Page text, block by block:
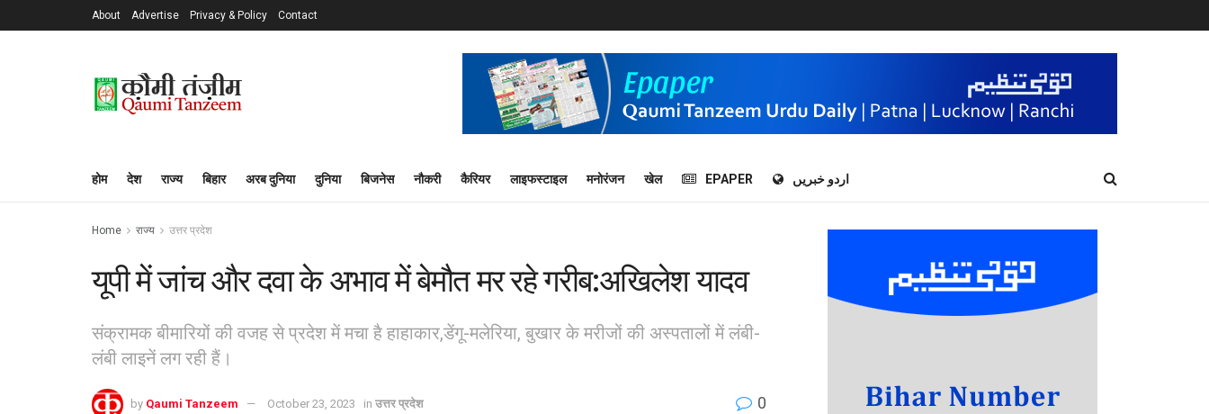
About Advertise Privacy & Policy Contact
होम देश राज्य बिहार अरब दुनिया दुनिया बिजनेस नौकरी कैरियर लाइफस्टाइल मनोरंजन खेल EPAPER اردو خبریں
Home राज्य उत्तर प्रदेश
यूपी में जांच और दवा के अभाव में बेमौत मर रहे गरीब:अखिलेश यादव
संक्रामक बीमारियों की वजह से प्रदेश में मचा है हाहाकार,डेंगू-मलेरिया, बुखार के मरीजों की अस्पतालों में लंबी-
लंबी लाइनें लग रही हैं।
by Qaumi Tanzeem October 23, 2023 in उत्तर प्रदेश 0